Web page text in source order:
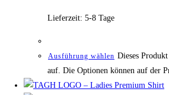
Lieferzeit: 5-8 Tage
Ausführung wählen Dieses
auf. Die Optionen können auf der